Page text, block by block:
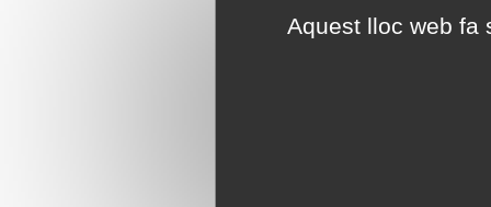
Aquest lloc web fa